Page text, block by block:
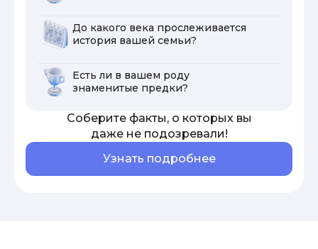
До какого века прослеживается
история вашей семьи?
Есть ли в вашем роду
знаменитые предки?
Соберите факты, о которых вы
даже не подозревали!
Узнать подробнее